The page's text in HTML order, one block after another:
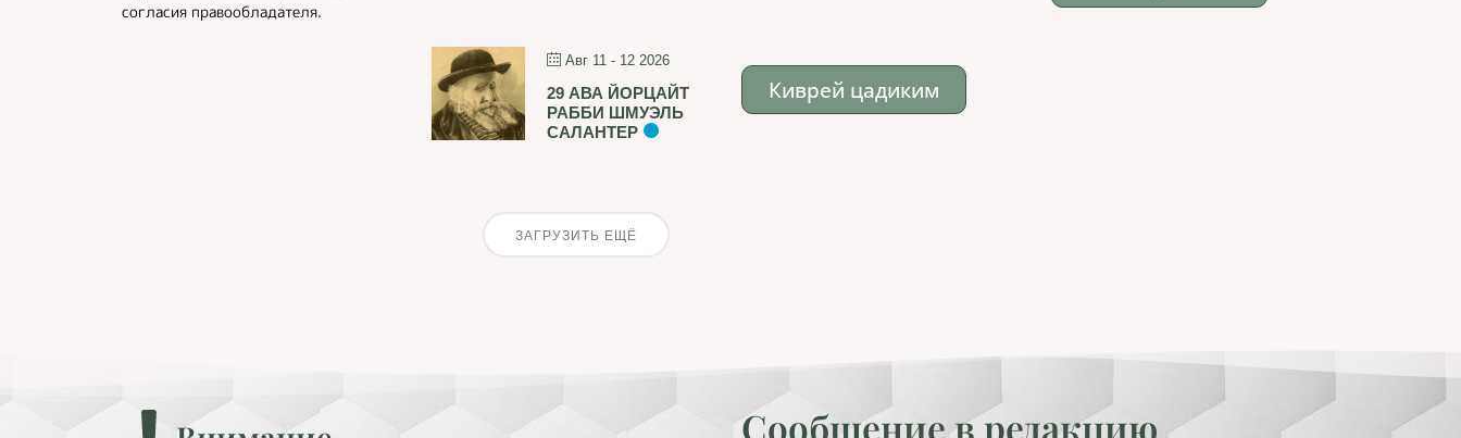
согласия правообладателя.
Авг 11 - 12 2026
29 АВА ЙОРЦАЙТ
РАББИ ШМУЭЛЬ
САЛАНТЕР
ЗАГРУЗИТЬ ЕЩЁ
Киврей цадиким
Сообщение в редакцию